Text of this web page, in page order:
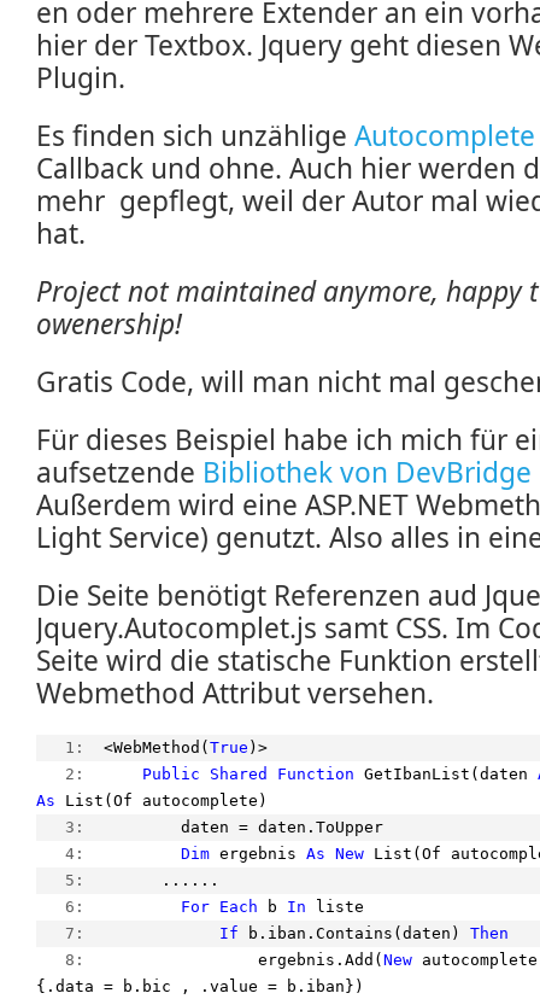
en oder mehrere Extender an ein
hier der Textbox. Jquery geht diesen
Plugin.
Es finden sich unzählige
Callback und ohne. Auch hier werden
mehr gepflegt, weil der Autor mal
hat.
Project not maintained anymore, happy
owenership!
Gratis Code, will man nicht mal
Für dieses Beispiel habe ich mich für
aufsetzende Bibliothek von DevBridge
Außerdem wird eine ASP.NET
Light Service) genutzt. Also alles in
Die Seite benötigt Referenzen aud
Jquery.Autocomplet.js samt CSS. Im
Seite wird die statische Funktion
Webmethod Attribut versehen.
   1:
<WebMethod( True )>
   2:
Public Shared Function GetIbanList(daten
As List(Of autocomplete)
   3:
        daten = daten.ToUpper
   4:
Dim ergebnis As New List(Of
   5:
      ......
   6:
For Each b In liste
   7:
If b.iban.Contains(daten) Then
   8:
                ergebnis.Add(
New
{.data = b.bic , .value = b.iban})